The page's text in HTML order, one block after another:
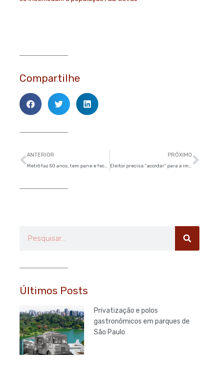
Compartilhe
Anterior
ANTERIOR PRÓXIMO
Últimos Posts
Privatização e polos
gastronômicos em parques de
São Paulo